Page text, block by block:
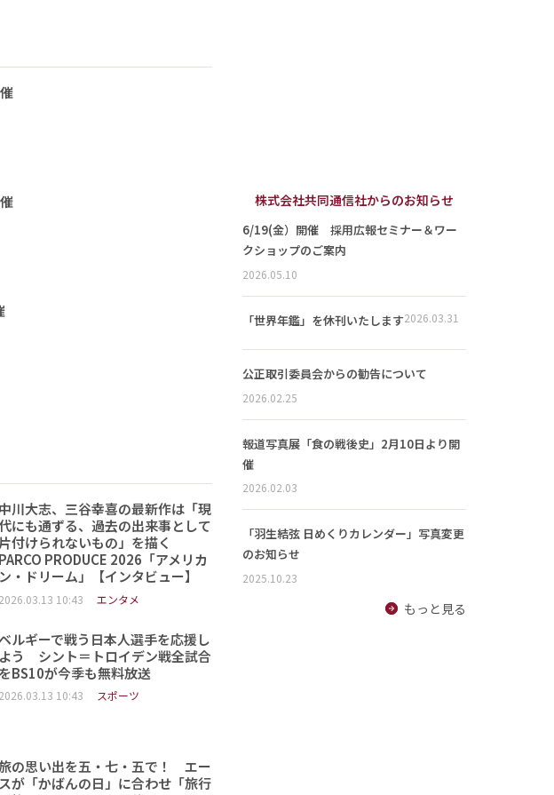
中川大志、三谷幸喜の最新作は「現
にも通ずる、過去の出来事として
片付けられないもの」を描く
PARCO PRODUCE 2026「アメリカ
ン・ドリーム」【インタビュー】
2026.03.13 10:43 エンタメ
ベルギーで戦う日本人選手を応援し
よう シント＝トロイデン戦全試合
をBS10が今季も無料放送
2026.03.13 10:43 スポーツ
の思い出を五・七・五で！ エー
スが「かばんの日」に合わせ「旅行
株式会社共同通信社からのお知らせ
6/19(金）開催 採用広報セミナー＆ワー
クショップのご案内
2026.05.10
「世界年鑑」を休刊いたします2026.03.31
公正取引委員会からの勧告について
2026.02.25
報道写真展「食の戦後史」2月10日より開
催
2026.02.03
「羽生結弦 日めくりカレンダー」写真変更
のお知らせ
2025.10.23
もっと見る